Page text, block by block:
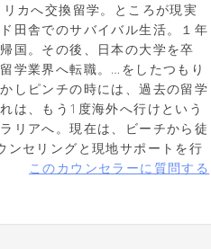
カへ交換留学。ところが現実
田舎でのサバイバル生活。１年
国。その後、日本の大学を卒
学業界へ転職。…をしたつもり
しピンチの時には、過去の留学
は、もう1度海外へ行けという
リアへ。現在は、ビーチから徒
ンセリングと現地サポートを行
このカウンセラーに質問する